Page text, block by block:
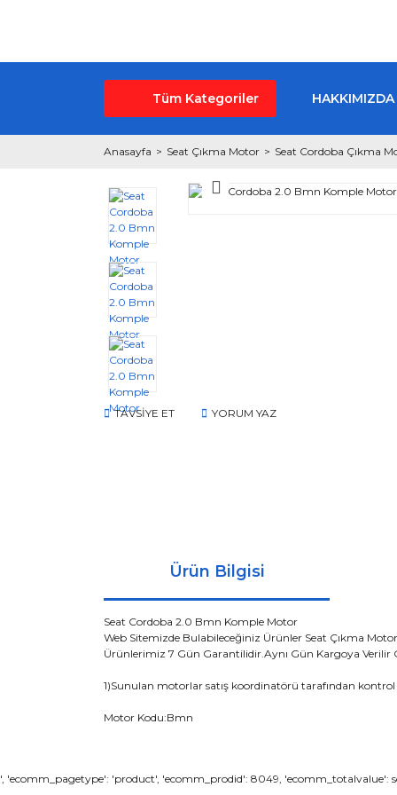
Tüm Kategoriler HAKKIMIZDA
Anasayfa Seat Çıkma Motor Seat Cordoba Çıkma
TAVSİYE ET YORUM YAZ
Ürün Bilgisi
Seat Cordoba 2.0 Bmn Komple Motor
Web Sitemizde Bulabileceğiniz Ürünler Seat Çıkma
Ürünlerimiz 7 Gün Garantilidir.Aynı Gün Kargoya Verilir
1)Sunulan motorlar satış koordinatörü tarafından
Motor Kodu:Bmn
Bu ürünün fiyat bilgisi, resim, ürün
', 'ecomm_pagetype': 'product', 'ecomm_prodid': 8049, 'ecomm_totalvalue':